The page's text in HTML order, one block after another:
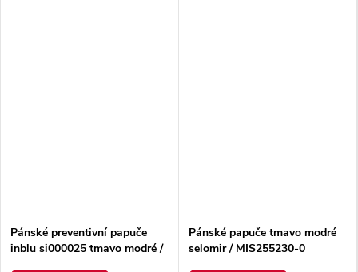
Pánské preventivní papuče
inblu si000025 tmavo modré /
Pánské papuče tmavo modré
selomir / MIS255230-0